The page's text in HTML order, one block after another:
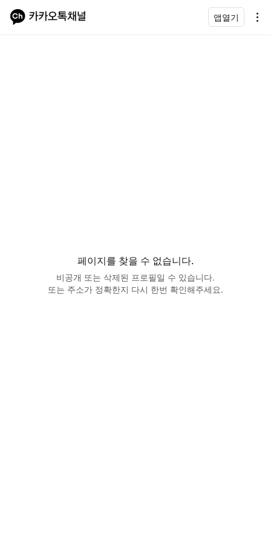
앱열기
페이지를 찾을 수 없습니다.
비공개 또는 삭제된 프로필일 수 있습니다.
또는 주소가 정확한지 다시 한번 확인해주세요.